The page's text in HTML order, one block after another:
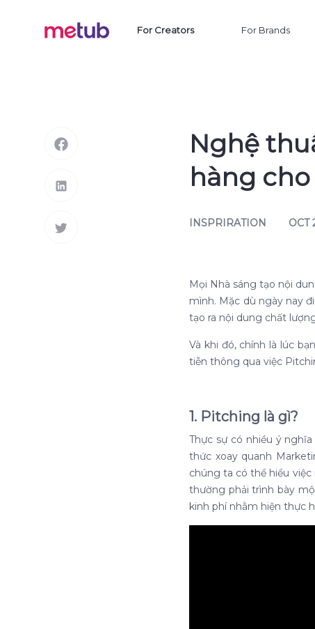
For Creators For Brands
Nghệ
hàng
INSPRIRATION OCT
Mọi Nhà sáng tạo nội
mình. Mặc dù ngày nay
tạo ra nội dung chất
Và khi đó, chính là lúc
tiễn thông qua việc
1. Pitching là gì?
Thực sự có nhiều ý
thức xoay quanh
chúng ta có thể hiểu
thường phải trình bày
kinh phí nhằm hiện thực